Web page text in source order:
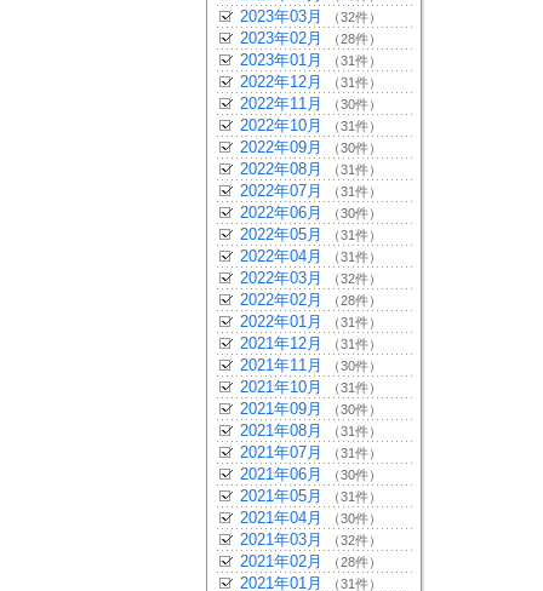
2023年03月 （32件）
2023年02月 （28件）
2023年01月 （31件）
2022年12月 （31件）
2022年11月 （30件）
2022年10月 （31件）
2022年09月 （30件）
2022年08月 （31件）
2022年07月 （31件）
2022年06月 （30件）
2022年05月 （31件）
2022年04月 （31件）
2022年03月 （32件）
2022年02月 （28件）
2022年01月 （31件）
2021年12月 （31件）
2021年11月 （30件）
2021年10月 （31件）
2021年09月 （30件）
2021年08月 （31件）
2021年07月 （31件）
2021年06月 （30件）
2021年05月 （31件）
2021年04月 （30件）
2021年03月 （32件）
2021年02月 （28件）
2021年01月 （31件）